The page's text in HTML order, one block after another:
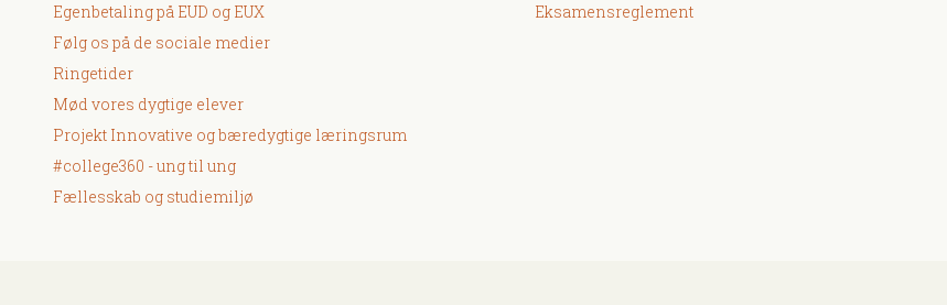
Egenbetaling på EUD og EUX
Følg os på de sociale medier
Ringetider
Mød vores dygtige elever
Projekt Innovative og bæredygtige læringsrum
#college360 - ung til ung
Fællesskab og studiemiljø
Eksamensreglement